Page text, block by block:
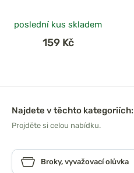
poslední kus skladem
159 Kč
Najdete v těchto kategoriích:
Projděte si celou nabídku.
Broky, vyvažovací olůvka